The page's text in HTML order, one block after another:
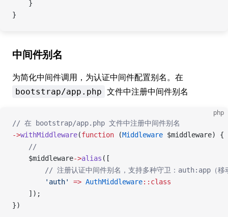
    }
}
中间件别名
为简化中间件调用，为认证中间件配置别名。在
bootstrap/app.php 文件中注册中间件别名
php
// 在 bootstrap/app.php 文件中注册中间件别名
->withMiddleware(function (Middleware $middleware) {
    //
    $middleware
->alias ([
// 注册认证中间件别名，支持多种守卫：auth:app（
        'auth'
=> AuthMiddleware::class
    ]);
})